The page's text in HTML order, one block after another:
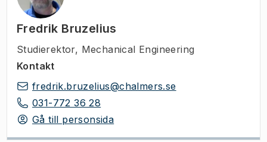
Fredrik Bruzelius
Studierektor, Mechanical Engineering
Kontakt
fredrik.bruzelius@chalmers.se
031-772 36 28
Gå till personsida